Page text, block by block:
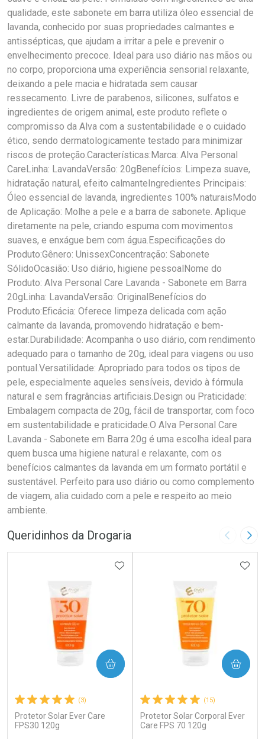
qualidade, este sabonete em barra utiliza óleo essencial de
lavanda, conhecido por suas propriedades calmantes e
antissépticas, que ajudam a irritar a pele e prevenir o
envelhecimento precoce. Ideal para uso diário nas mãos ou
no corpo, proporciona uma experiência sensorial relaxante,
deixando a pele macia e hidratada sem causar
ressecamento. Livre de parabenos, silicones, sulfatos e
ingredientes de origem animal, este produto reflete o
compromisso da Alva com a sustentabilidade e o cuidado
ético, sendo dermatologicamente testado para minimizar
riscos de proteção.Características:Marca: Alva Personal
CareLinha: LavandaVersão: 20gBenefícios: Limpeza suave,
hidratação natural, efeito calmanteIngredientes Principais:
Óleo essencial de lavanda, ingredientes 100% naturaisModo
de Aplicação: Molhe a pele e a barra de sabonete. Aplique
diretamente na pele, criando espuma com movimentos
suaves, e enxágue bem com água.Especificações do
Produto:Gênero: UnissexConcentração: Sabonete
SólidoOcasião: Uso diário, higiene pessoalNome do
Produto: Alva Personal Care Lavanda - Sabonete em Barra
20gLinha: LavandaVersão: OriginalBenefícios do
Produto:Eficácia: Oferece limpeza delicada com ação
calmante da lavanda, promovendo hidratação e bem-
estar.Durabilidade: Acompanha o uso diário, com rendimento
adequado para o tamanho de 20g, ideal para viagens ou uso
pontual.Versatilidade: Apropriado para todos os tipos de
pele, especialmente aqueles sensíveis, devido à fórmula
natural e sem fragrâncias artificiais.Design ou Praticidade:
Embalagem compacta de 20g, fácil de transportar, com foco
em sustentabilidade e praticidade.O Alva Personal Care
Lavanda - Sabonete em Barra 20g é uma escolha ideal para
quem busca uma higiene natural e relaxante, com os
benefícios calmantes da lavanda em um formato portátil e
sustentável. Perfeito para uso diário ou como complemento
de viagem, alia cuidado com a pele e respeito ao meio
ambiente.
Queridinhos da Drogaria Imagem
(3)
Protetor Solar Ever Care
FPS30 120g
ADICIONAR AOS FAVORITOS
COMPRAR
(15)
Protetor Solar Corporal Ever
Care FPS 70 120g
COMPRAR